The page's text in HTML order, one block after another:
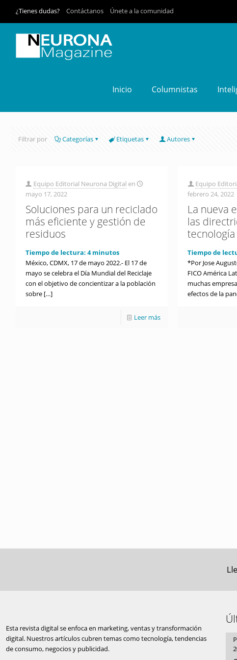
¿Tienes dudas? Contáctanos Únete a la comunidad
Inicio Columnistas
Filtrar por Categorías Etiquetas Autores
Equipo Editorial Neurona Digital en
mayo 17, 2022
Soluciones para un reciclado
más eficiente y gestión de
residuos
Tiempo de lectura: 4 minutos
México, CDMX, 17 de mayo 2022.- El 17 de
mayo se celebra el Día Mundial del Reciclaje
con el objetivo de concientizar a la población
sobre[…]
Leer más
Equipo
febrero 24, 2022
La nueva
las
tecnología
Tiempo de
*Por Jose
FICO América
muchas
efectos de la
Esta revista digital se enfoca en marketing, ventas y transformación
digital. Nuestros artículos cubren temas como tecnología, tendencias
de consumo, negocios y publicidad.